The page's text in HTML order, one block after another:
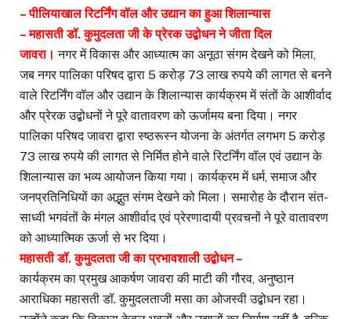
– पीलियाखाल रिटर्निंग वॉल और उद्यान का हुआ शिलान्यास
– महासती डॉ. कुमुदलता जी के प्रेरक उद्बोधन ने जीता दिल
जावरा। नगर में विकास और आध्यात्म का अनूठा संगम देखने को मिला,
जब नगर पालिका परिषद द्वारा 5 करोड़ 73 लाख रुपये की लागत से बनने
वाले रिटर्निंग वॉल और उद्यान के शिलान्यास कार्यक्रम में संतों के आशीर्वाद
और प्रेरक उद्बोधनों ने पूरे वातावरण को ऊर्जामय बना दिया। नगर
पालिका परिषद जावरा द्वारा स्ष्ठरूस्न योजना के अंतर्गत लगभग 5 करोड़
73 लाख रुपये की लागत से निर्मित होने वाले रिटर्निंग वॉल एवं उद्यान के
शिलान्यास का भव्य आयोजन किया गया। कार्यक्रम में धर्म, समाज और
जनप्रतिनिधियों का अद्भुत संगम देखने को मिला। समारोह के दौरान संत-
साध्वी भगवंतों के मंगल आशीर्वाद एवं प्रेरणादायी प्रवचनों ने पूरे वातावरण
को आध्यात्मिक ऊर्जा से भर दिया।
महासती डॉ. कुमुदलता जी का प्रभावशाली उद्बोधन –
कार्यक्रम का प्रमुख आकर्षण जावरा की माटी की गौरव, अनुष्ठान
आराधिका महासती डॉ. कुमुदलताजी मसा का ओजस्वी उद्बोधन रहा।